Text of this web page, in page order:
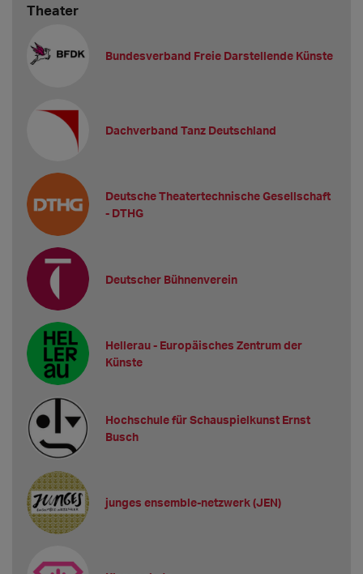
Theater
Bundesverband Freie Darstellende Künste
Dachverband Tanz Deutschland
Deutsche Theatertechnische Gesellschaft
- DTHG
Deutscher Bühnenverein
Hellerau - Europäisches Zentrum der
Künste
Hochschule für Schauspielkunst Ernst
Busch
junges ensemble-netzwerk (JEN)